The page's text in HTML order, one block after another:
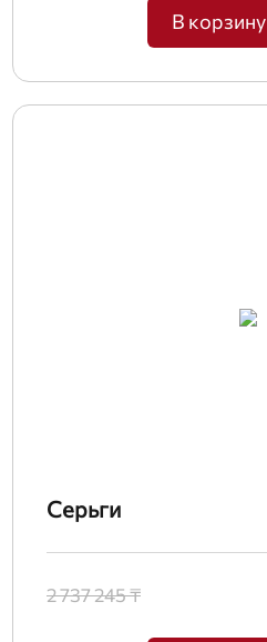
В корзину
Серьги
2 737 245 ₸